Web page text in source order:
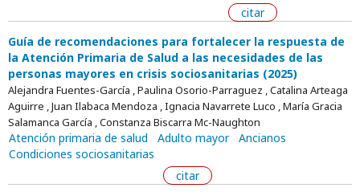
citar
Guía de recomendaciones para fortalecer la respuesta de
la Atención Primaria de Salud a las necesidades de las
personas mayores en crisis sociosanitarias (2025)
Alejandra Fuentes-García , Paulina Osorio-Parraguez , Catalina Arteaga
Aguirre , Juan Ilabaca Mendoza , Ignacia Navarrete Luco , María Gracia
Salamanca García , Constanza Biscarra Mc-Naughton
Atención primaria de salud Adulto mayor
Ancianos
Condiciones sociosanitarias
citar